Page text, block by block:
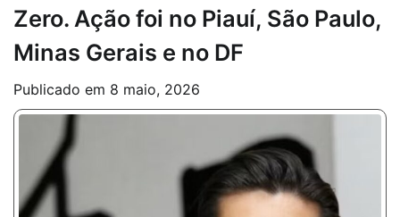
Zero. Ação foi no Piauí, São Paulo,
Minas Gerais e no DF
Publicado em 8 maio, 2026